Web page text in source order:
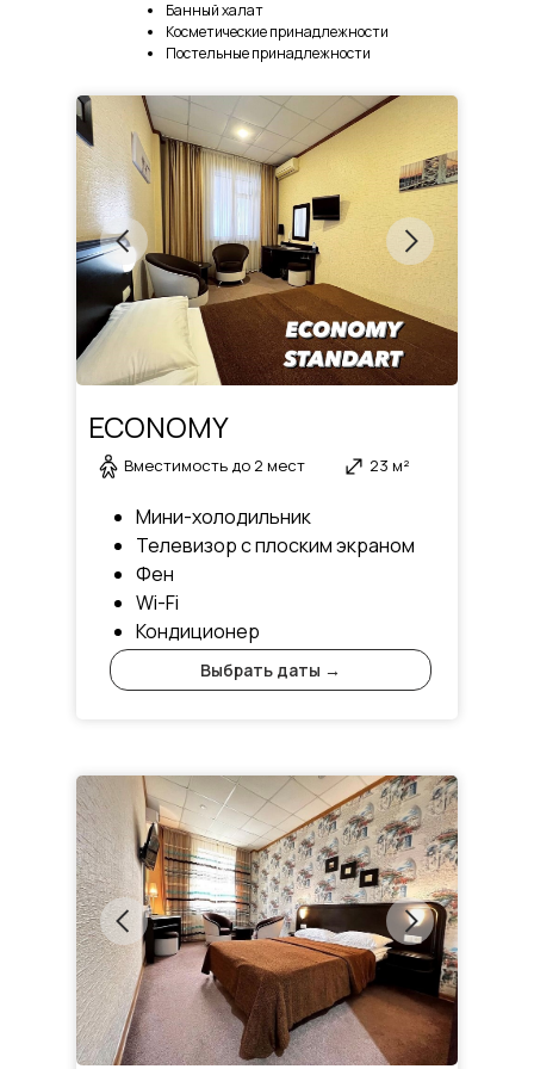
Банный халат
Косметические принадлежности
Постельные принадлежности
Мини-холодильник
Телевизор с плоским экраном
Фен
Wi-Fi
Кондиционер
Выбрать даты →
ECONOMY
23 м²
Вместимость до 2 мест
В каждом номере имеется спальная зона с
шкаф, большое зеркало. Кроме того, во всех
тапочки, необходимые косметические